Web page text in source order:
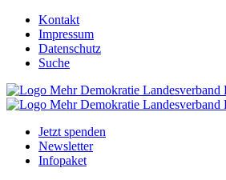
Kontakt
Impressum
Datenschutz
Suche
Jetzt spenden
Newsletter
Infopaket